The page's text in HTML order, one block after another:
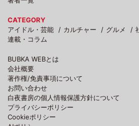
CATEGORY
アイドル・芸能
カルチャー グルメ
連載・コラム
BUBKA WEBとは
会社概要
著作権/免責事項について
お問い合わせ
白夜書房の個人情報保護方針について
プライバシーポリシー
Cookieポリシー